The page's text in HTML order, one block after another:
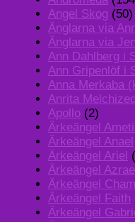
Angel Skog (50)
Änglarna via
Änglarna via
Ann Dahlberg i
Ann Gripenlöf i
Anna Merkaba
Anrita
Apollo (2)
Ärkeängel
Ärkeängel Anael
Ärkeängel Ariel
Ärkeängel
Ärkeängel
Ärkeängel Faith
Ärkeängel